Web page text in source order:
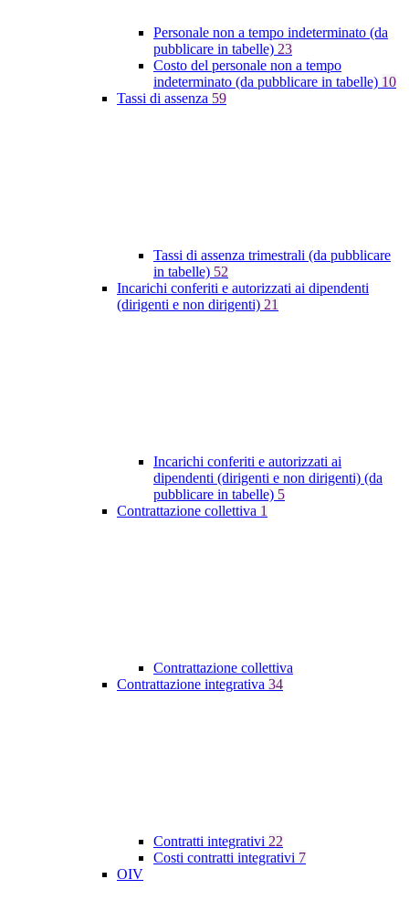
Personale non a tempo indeterminato (da
pubblicare in tabelle) 23
Costo del personale non a tempo
indeterminato (da pubblicare in tabelle) 10
Tassi di assenza 59
Tassi di assenza trimestrali (da pubblicare
in tabelle) 52
Incarichi conferiti e autorizzati ai dipendenti
(dirigenti e non dirigenti) 21
Incarichi conferiti e autorizzati ai
dipendenti (dirigenti e non dirigenti) (da
pubblicare in tabelle) 5
Contrattazione collettiva 1
Contrattazione collettiva
Contrattazione integrativa 34
Contratti integrativi 22
Costi contratti integrativi 7
OIV